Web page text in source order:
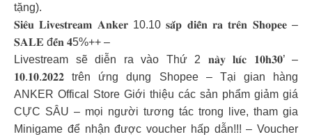
tặng).
𝐒𝐢𝐞̂𝐮 𝐋𝐢𝐯𝐞𝐬𝐭𝐫𝐞𝐚𝐦 𝐀𝐧𝐤𝐞𝐫 10.10 𝐬𝐚̆́𝐩 𝐝𝐢𝐞̂̃𝐧 𝐫𝐚 𝐭𝐫𝐞̂𝐧 𝐒𝐡𝐨𝐩𝐞𝐞 –
𝐒𝐀𝐋𝐄 đ𝐞̂́𝐧 𝟒5%++ –
Livestream sẽ diễn ra vào Thứ 2 𝐧𝐚̀𝐲 𝐥𝐮́𝐜 𝟏𝟎𝐡𝟑𝟎’ –
𝟏𝟎.𝟏𝟎.𝟐𝟎𝟐𝟐 trên ứng dụng Shopee – Tại gian hàng
ANKER Offical Store Giới thiệu các sản phẩm giảm giá
CỰC SÂU – mọi người tương tác trong live, tham gia
Minigame để nhận được voucher hấp dẫn!!! – Voucher